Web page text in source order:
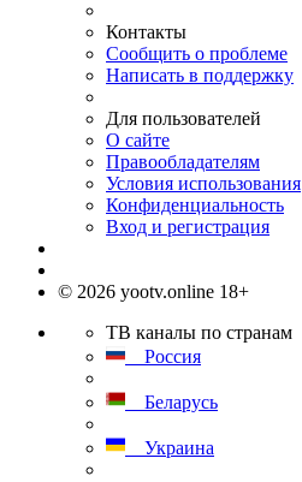
Контакты
Сообщить о проблеме
Написать в поддержку
Для пользователей
О сайте
Правообладателям
Условия использования
Конфиденциальность
Вход и регистрация
© 2026 yootv.online 18+
ТВ каналы по странам
Россия
Беларусь
Украина